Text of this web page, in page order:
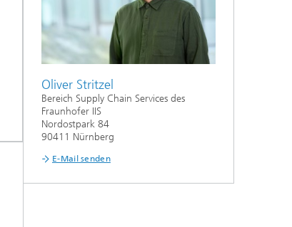
Oliver Stritzel
Bereich Supply Chain Services des
Fraunhofer IIS
Nordostpark 84
90411 Nürnberg
E-Mail senden